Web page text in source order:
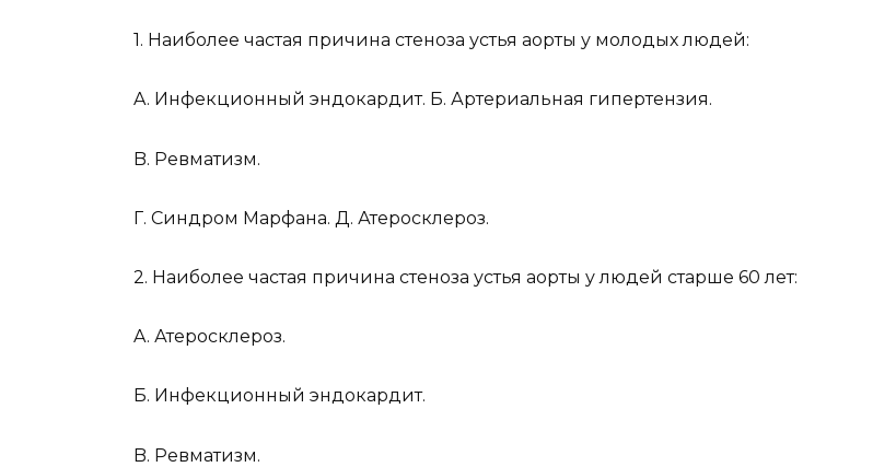
1. Наиболее частая причина стеноза устья аорты у молодых людей:
A. Инфекционный эндокардит. Б. Артериальная гипертензия.
B. Ревматизм.
Г. Синдром Марфана. Д. Атеросклероз.
2. Наиболее частая причина стеноза устья аорты у людей старше 60 лет:
A. Атеросклероз.
Б. Инфекционный эндокардит.
B. Ревматизм.